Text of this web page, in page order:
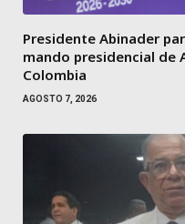
Presidente Abinader
mando presidencial de
Colombia
AGOSTO 7, 2026